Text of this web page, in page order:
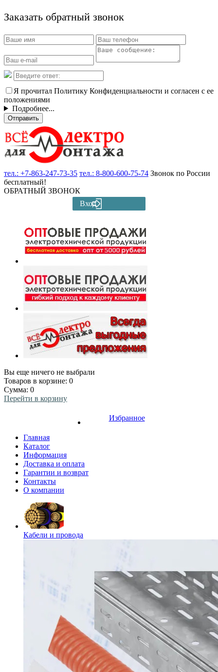
Заказать обратный звонок
Я прочитал Политику Конфиденциальности и согласен с ее
положениями
Подробнее...
Отправить
тел.: +7-863-247-73-35 тел.: 8-800-600-75-74 Звонок по России
бесплатный!
ОБРАТНЫЙ ЗВОНОК
Вход
Вы еще ничего не выбрали
Товаров в корзине: 0
Сумма: 0
Перейти в корзину
Избранное
Главная
Каталог
Информация
Доставка и оплата
Гарантии и возврат
Контакты
О компании
Кабели и провода